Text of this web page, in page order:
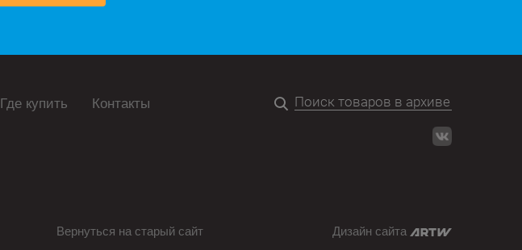
Где купить Контакты
Вернуться на старый сайт Дизайн сайта